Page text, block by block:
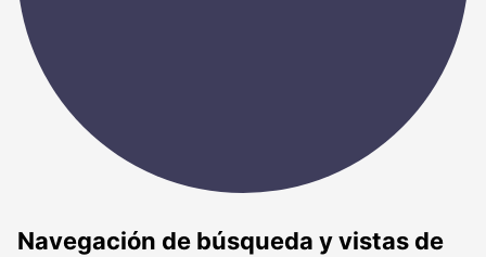
Navegación de búsqueda y vistas de